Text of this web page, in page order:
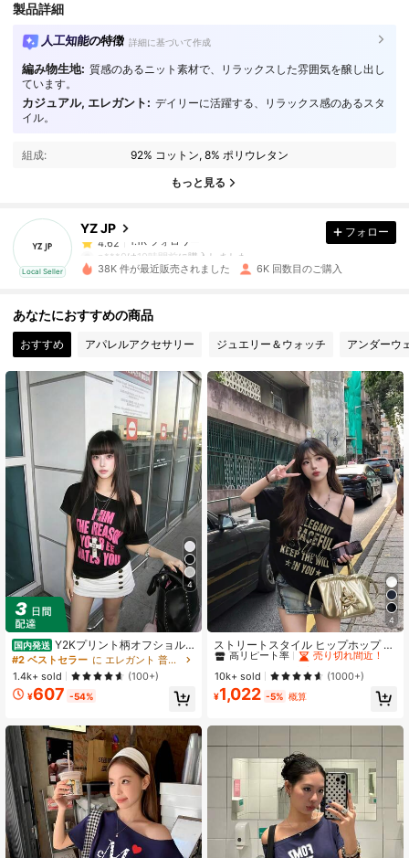
製品詳細
人工知能の特徴 詳細に基づいて作成
編み物生地: 質感のあるニット素材で、リラックスした雰囲気を醸し出し
ています。
カジュアル, エレガント: デイリーに活躍する、リラックス感のあるスタ
イル。
組成: 92% コットン, 8% ポリウレタン
もっと見る
Local Seller
YZ JP
1.1K フォロワー
4.62
p***0
は10時間前 に購入しました
4.62 1.1K フォロワー
4.62 1.1K フォロワー
4.62 1.1K フォロワー
4.62 1.1K フォロワー
4.62 1.1K フォロワー
4.62 1.1K フォロワー
フォロー
38K 件が最近販売されました 6K 回数目のご購入
あなたにおすすめの商品
おすすめ アパレルアクセサリー ジュエリー＆ウォッチ アンダーウ
4
国内発送 Y2Kプリント柄オフショル
ダー半袖Tシャツ レディース 夏服 20
26年新作 ファッション インナー 外
着 ゆるめ 体型カバー オフショルダ
ー セクシー 万能トップス
#2 ベストセラー
に エレガント 普段使いのカジュアルTシャツ
1.4k+ sold
(100+)
¥607 -54%
4
ストリートスタイル ヒップホップ プ
リント オフショルダー 半袖Tシャ
ツ、セクシーなオブリークショルダ
ー ブラックトップ レディース、夏カ
ジュアル
#1 ベストセラー
快適な 女性用Tシャツ
高リピート率
売り切れ間近！
#1 ベストセラー
快適な 女性用Tシャツ
高リピート率
売り切れ間近！
#1 ベストセラー
快適な 女性用Tシャツ
高リピート率
売り切れ間近！
#1 ベストセラー
売り切れ間近！
10k+ sold (1000+)
¥1,022 -5% 概算